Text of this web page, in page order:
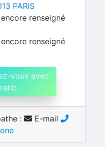
PARIS
renseigné
renseigné
vous avec
:
E-mail